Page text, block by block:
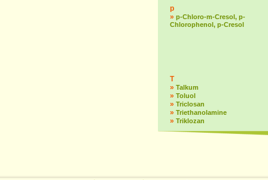
p
» p-Chloro-m-Cresol, p-
Chlorophenol, p-Cresol
T
» Talkum
» Toluol
» Triclosan
» Triethanolamine
» Triklozan